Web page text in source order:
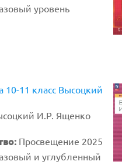
уровень
10-11 класс Высоцкий
И.Р. Ященко
Просвещение 2025
и углубленный